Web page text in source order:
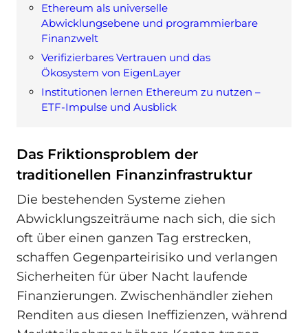
Ethereum als universelle
Abwicklungsebene und programmierbare
Finanzwelt
Verifizierbares Vertrauen und das
Ökosystem von EigenLayer
Institutionen lernen Ethereum zu nutzen –
ETF-Impulse und Ausblick
Das Friktionsproblem der
traditionellen Finanzinfrastruktur
Die bestehenden Systeme ziehen
Abwicklungszeiträume nach sich, die sich
oft über einen ganzen Tag erstrecken,
schaffen Gegenparteirisiko und verlangen
Sicherheiten für über Nacht laufende
Finanzierungen. Zwischenhändler ziehen
Renditen aus diesen Ineffizienzen, während